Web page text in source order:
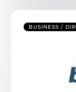
BUSINESS /